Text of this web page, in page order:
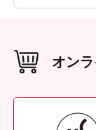
剤で軽く押し洗
保管の際は、直
管してください
材質（素材・
本体サイズ（
W55 × D10 ×
オン